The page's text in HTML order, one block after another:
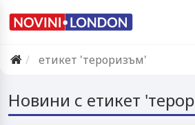
етикет 'тероризъм'
Новини с етикет